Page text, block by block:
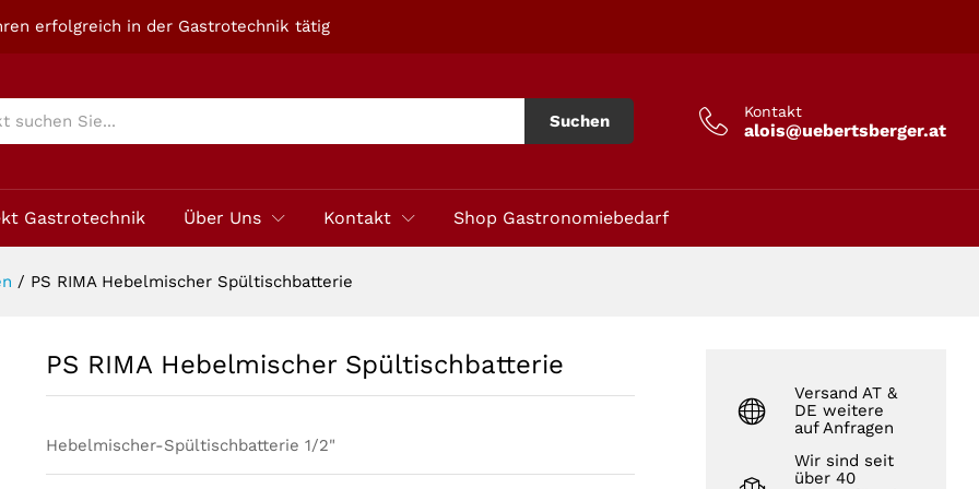
erfolgreich in der Gastrotechnik tätig
Suchen
Kontakt
alois@uebertsberger.at
Gastrotechnik Über Uns Kontakt Shop Gastronomiebedarf
/ PS RIMA Hebelmischer Spültischbatterie
PS RIMA Hebelmischer Spültischbatterie
Hebelmischer-Spültischbatterie 1/2"
Versand AT &
DE weitere
auf Anfragen
Wir sind seit
über 40